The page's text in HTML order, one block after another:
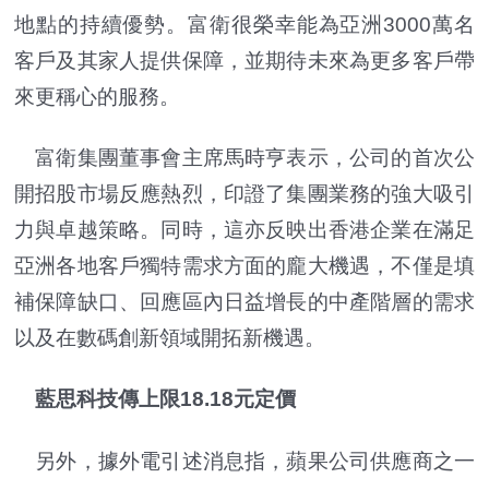
地點的持續優勢。富衛很榮幸能為亞洲3000萬名
客戶及其家人提供保障，並期待未來為更多客戶帶
來更稱心的服務。
富衛集團董事會主席馬時亨表示，公司的首次公
開招股市場反應熱烈，印證了集團業務的強大吸引
力與卓越策略。同時，這亦反映出香港企業在滿足
亞洲各地客戶獨特需求方面的龐大機遇，不僅是填
補保障缺口、回應區內日益增長的中產階層的需求
以及在數碼創新領域開拓新機遇。
藍思科技傳上限18.18元定價
另外，據外電引述消息指，蘋果公司供應商之一